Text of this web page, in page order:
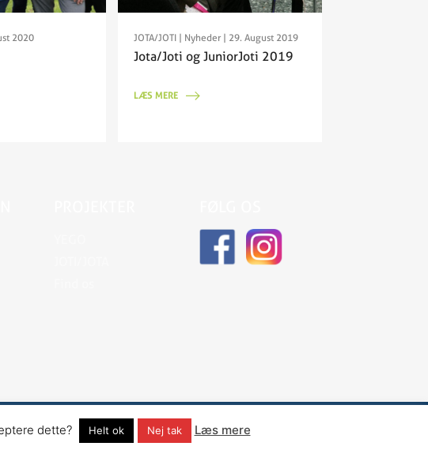
2020 JOTA/JOTI Nyheder| 29. August 2019
Jota/Joti og JuniorJoti 2019
LÆS MERE
af Bo-we webbureau
dette? Helt ok Nej tak Læs mere